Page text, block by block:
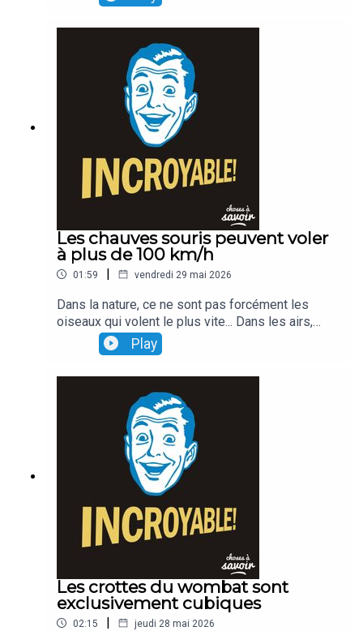
et de virus qui nous tomberaient sur la tête...
Les chauves souris peuvent voler
à plus de 100 km/h
01:59 | vendredi 29 mai 2026
Dans la nature, ce ne sont pas forcément les
oiseaux qui volent le plus vite... Dans les airs,
l'animal le plus rapide est même... une chauve
souris qui vole à plus de 100 km/h...
Play
Les crottes du wombat sont
exclusivement cubiques
02:15 | jeudi 28 mai 2026